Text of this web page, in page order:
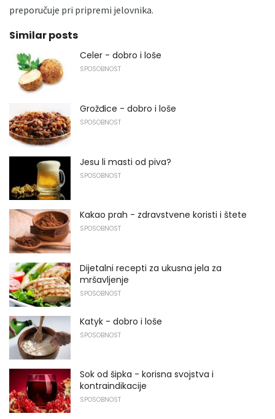
preporučuje pri pripremi jelovnika.
Similar posts
Celer - dobro i loše
SPOSOBNOST
Grožđice - dobro i loše
SPOSOBNOST
Jesu li masti od piva?
SPOSOBNOST
Kakao prah - zdravstvene koristi i štete
SPOSOBNOST
Dijetalni recepti za ukusna jela za
mršavljenje
SPOSOBNOST
Katyk - dobro i loše
SPOSOBNOST
Sok od šipka - korisna svojstva i
kontraindikacije
SPOSOBNOST